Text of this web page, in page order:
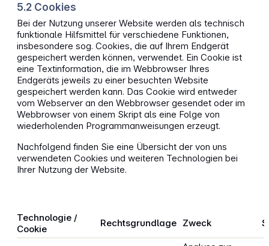
5.2 Cookies
Bei der Nutzung unserer Website werden als technisch
funktionale Hilfsmittel für verschiedene Funktionen,
insbesondere sog. Cookies, die auf Ihrem Endgerät
gespeichert werden können, verwendet. Ein Cookie ist
eine Textinformation, die im Webbrowser Ihres
Endgeräts jeweils zu einer besuchten Website
gespeichert werden kann. Das Cookie wird entweder
vom Webserver an den Webbrowser gesendet oder im
Webbrowser von einem Skript als eine Folge von
wiederholenden Programmanweisungen erzeugt.
Nachfolgend finden Sie eine Übersicht der von uns
verwendeten Cookies und weiteren Technologien bei
Ihrer Nutzung der Website.
Technologie /
Cookie
Rechtsgrundlage Zweck